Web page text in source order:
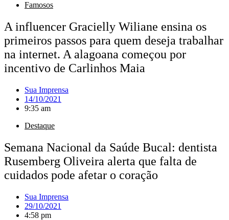
Famosos
A influencer Gracielly Wiliane ensina os
primeiros passos para quem deseja trabalhar
na internet. A alagoana começou por
incentivo de Carlinhos Maia
Sua Imprensa
14/10/2021
9:35 am
Destaque
Semana Nacional da Saúde Bucal: dentista
Rusemberg Oliveira alerta que falta de
cuidados pode afetar o coração
Sua Imprensa
29/10/2021
4:58 pm